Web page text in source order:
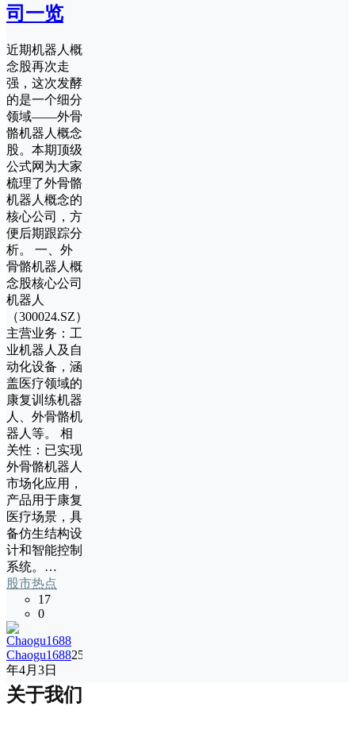
司一览
近期机器人概
念股再次走
强，这次发酵
的是一个细分
领域——外骨
骼机器人概念
股。本期顶级
公式网为大家
梳理了外骨骼
机器人概念的
核心公司，方
便后期跟踪分
析。 一、外
骨骼机器人概
念股核心公司
‌机器人
（300024.SZ）‌
‌主营业务‌：工
业机器人及自
动化设备，涵
盖医疗领域的
康复训练机器
人、外骨骼机
器人等‌。 ‌相
关性‌：已实现
外骨骼机器人
市场化应用，
产品用于康复
医疗场景，具
备仿生结构设
计和智能控制
系统‌。…
股市热点
17
0
Chaogu168825
年4月3日
关于我们